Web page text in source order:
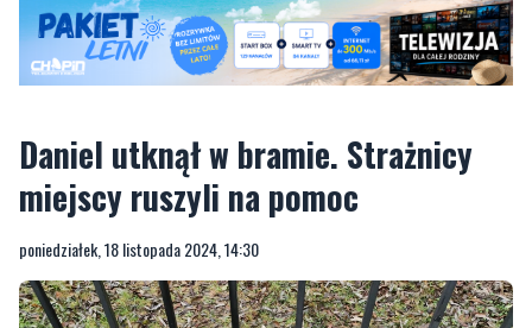
Daniel utknął w bramie. Strażnicy
miejscy ruszyli na pomoc
poniedziałek, 18 listopada 2024, 14:30